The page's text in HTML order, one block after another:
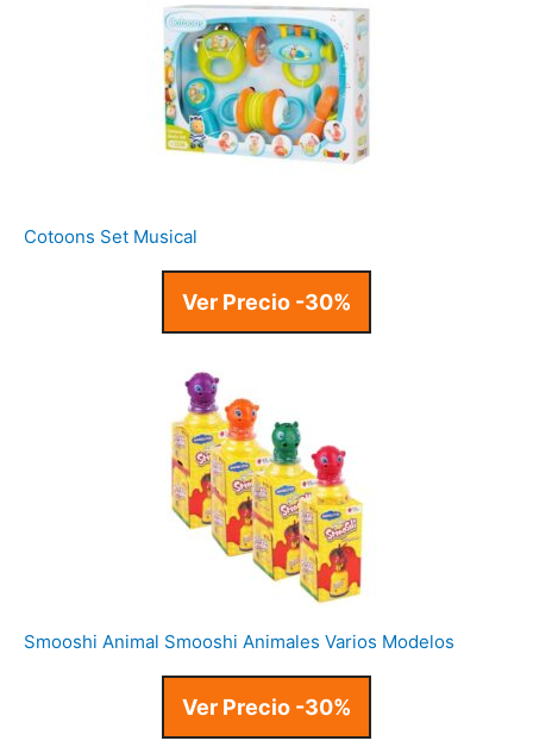
Cotoons Set Musical
Ver Precio -30%
Smooshi Animal Smooshi Animales Varios Modelos
Ver Precio -30%